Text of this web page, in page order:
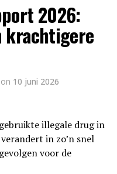
2026:
krachtigere
on 10 juni 2026
illegale drug in
in zo’n snel
voor de